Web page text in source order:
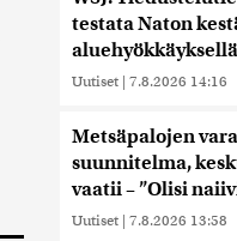
testata Naton
aluehyökkäyksellä
Uutiset | 7.8.2026 14:16
Metsäpalojen
suunnitelma,
vaatii – ”Olisi
Uutiset | 7.8.2026 13:58